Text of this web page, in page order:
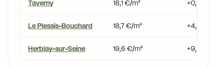
Taverny 18,1 €/m² +0,7 %
Le Plessis-Bouchard 18,7 €/m² +4,1 %
Herblay-sur-Seine 19,6 €/m² +9,3 %